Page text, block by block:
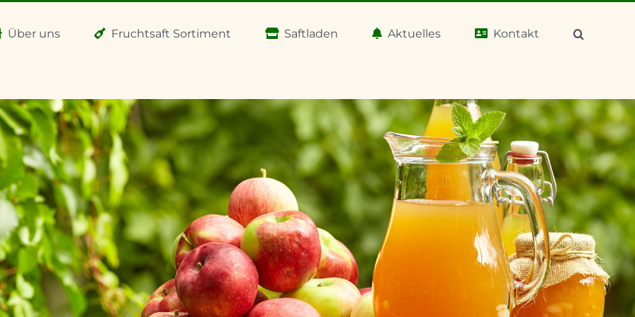
Über uns Fruchtsaft Sortiment Saftladen Aktuelles Kontakt